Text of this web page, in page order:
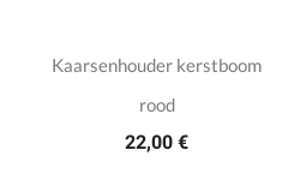
Kaarsenhouder kerstboom
rood
22,00 €